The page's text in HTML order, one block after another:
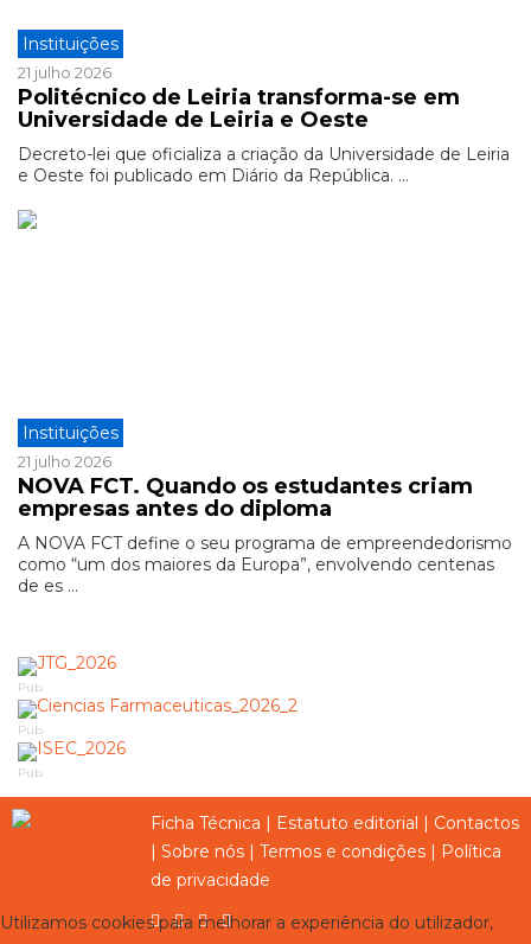
Instituições
21 julho 2026
Politécnico de Leiria transforma-se em
Universidade de Leiria e Oeste
Decreto-lei que oficializa a criação da Universidade de Leiria
e Oeste foi publicado em Diário da República. ...
Instituições
21 julho 2026
NOVA FCT. Quando os estudantes criam
empresas antes do diploma
A NOVA FCT define o seu programa de empreendedorismo
como “um dos maiores da Europa”, envolvendo centenas
de es ...
Pub
Pub
Pub
Ficha Técnica Estatuto editorial
Contactos
Sobre nós Termos e condições
Política
de privacidade
Utilizamos cookies para melhorar a experiência do utilizador,